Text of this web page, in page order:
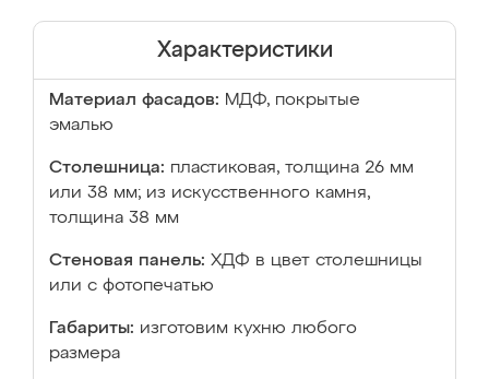
Характеристики
Материал фасадов: МДФ, покрытые
эмалью
Столешница: пластиковая, толщина 26 мм
или 38 мм; из искусственного камня,
толщина 38 мм
Стеновая панель: ХДФ в цвет столешницы
или с фотопечатью
Габариты: изготовим кухню любого
размера